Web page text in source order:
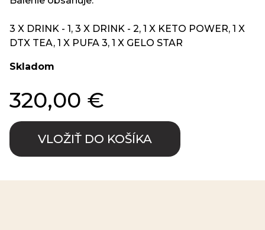
3 X DRINK - 1, 3 X DRINK - 2, 1 X KETO POWER, 1 X
DTX TEA, 1 X PUFA 3, 1 X GELO STAR
Skladom
320,00 €
VLOŽIŤ DO KOŠÍKA